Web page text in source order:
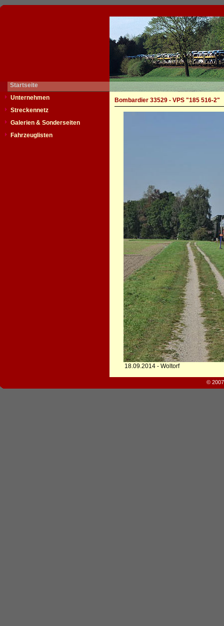
Startseite
Unternehmen
Streckennetz
Galerien & Sonderseiten
Fahrzeuglisten
Bombardier 33529 - VPS "185 516-2"
18.09.2014 - Woltorf
©